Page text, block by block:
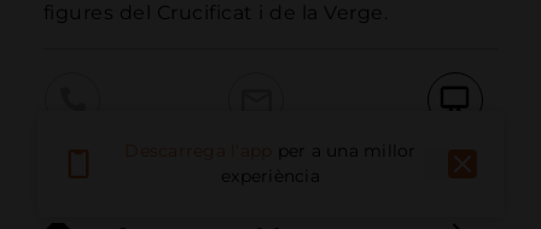
figures del Crucificat i de la Verge.
Emailper a una millor
experiència